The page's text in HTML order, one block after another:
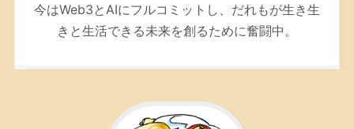
今はWeb3とAIにフルコミットし、だれもが生き生
きと生活できる未来を創るために奮闘中。